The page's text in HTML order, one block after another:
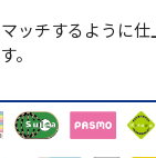
ッチするように
。